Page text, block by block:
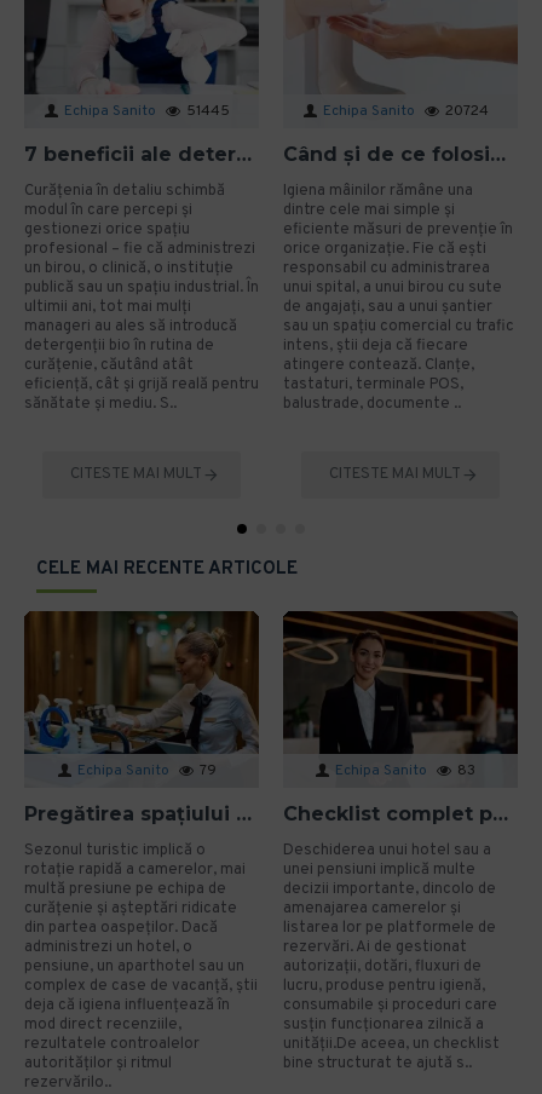
Echipa Sanito 51445
7 beneficii ale detergenților bio pentru mediu și sănătate în spațiile profesionale
Curățenia în detaliu schimbă
modul în care percepi și
gestionezi orice spațiu
profesional – fie că administrezi
un birou, o clinică, o instituție
publică sau un spațiu industrial. În
ultimii ani, tot mai mulți
manageri au ales să introducă
detergenții bio în rutina de
curățenie, căutând atât
eficiență, cât și grijă reală pentru
sănătate și mediu. S..
CITESTE MAI MULT
Echipa Sanito 20724
Când și de ce folosim gelul dezinfectant? Ghid aplicat pentru organizații
Igiena mâinilor rămâne una
dintre cele mai simple și
eficiente măsuri de prevenție în
orice organizație. Fie că ești
responsabil cu administrarea
unui spital, a unui birou cu sute
de angajați, sau a unui șantier
sau un spațiu comercial cu trafic
intens, știi deja că fiecare
atingere contează. Clanțe,
tastaturi, terminale POS,
balustrade, documente ..
CITESTE MAI MULT
CELE MAI RECENTE ARTICOLE
Echipa Sanito 79
Pregătirea spațiului pentru sezonul turistic: cum eviți problemele de igienă?
Sezonul turistic implică o
rotație rapidă a camerelor, mai
multă presiune pe echipa de
curățenie și așteptări ridicate
din partea oaspeților. Dacă
administrezi un hotel, o
pensiune, un aparthotel sau un
complex de case de vacanță, știi
deja că igiena influențează în
mod direct recenziile,
rezultatele controalelor
autorităților și ritmul
rezervărilo..
Echipa Sanito 83
Checklist complet pentru deschiderea unui hotel sau a unei pensiuni
Deschiderea unui hotel sau a
unei pensiuni implică multe
decizii importante, dincolo de
amenajarea camerelor și
listarea lor pe platformele de
rezervări. Ai de gestionat
autorizații, dotări, fluxuri de
lucru, produse pentru igienă,
consumabile și proceduri care
susțin funcționarea zilnică a
unității.De aceea, un checklist
bine structurat te ajută s..